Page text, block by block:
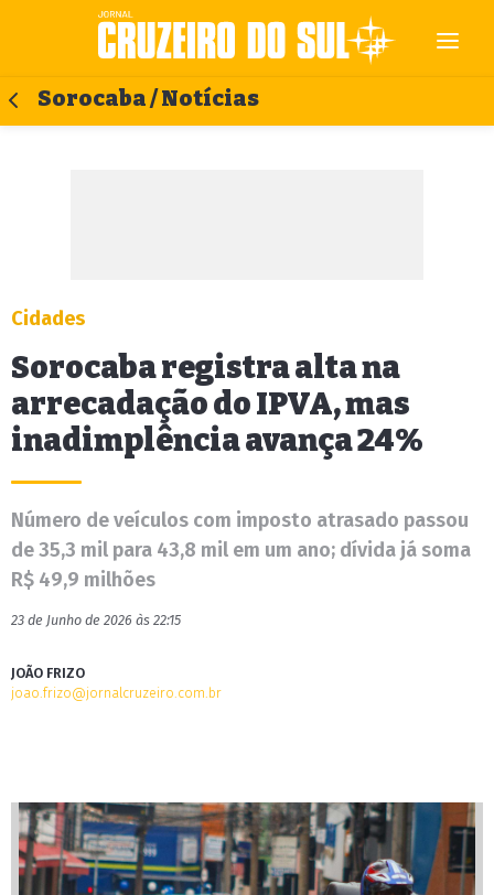
Sorocaba / Notícias
Cidades
Sorocaba registra alta na
arrecadação do IPVA, mas
inadimplência avança 24%
Número de veículos com imposto atrasado passou
de 35,3 mil para 43,8 mil em um ano; dívida já soma
R$ 49,9 milhões
23 de Junho de 2026 às 22:15
JOÃO FRIZO
joao.frizo@jornalcruzeiro.com.br